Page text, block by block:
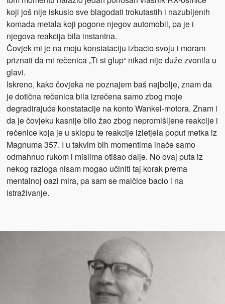
koji još nije iskusio sve blagodati trokutastih i nazubljenih
komada metala koji pogone njegov automobil, pa je i
njegova reakcija bila instantna.
Čovjek mi je na moju konstataciju izbacio svoju i moram
priznati da mi rečenica „Ti si glup“ nikad nije duže zvonila u
glavi.
Iskreno, kako čovjeka ne poznajem baš najbolje, znam da
je dotična rečenica bila izrečena samo zbog moje
degradirajuće konstatacije na konto Wankel-motora. Znam i
da je čovjeku kasnije bilo žao zbog nepromišljene reakcije i
rečenice koja je u sklopu te reakcije izletjela poput metka iz
Magnuma 357. I u takvim bih momentima inače samo
odmahnuo rukom i mislima otišao dalje. No ovaj puta iz
nekog razloga nisam mogao učiniti taj korak prema
mentalnoj oazi mira, pa sam se malčice bacio i na
istraživanje.